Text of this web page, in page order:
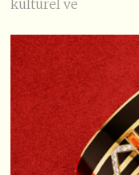
kültürel ve